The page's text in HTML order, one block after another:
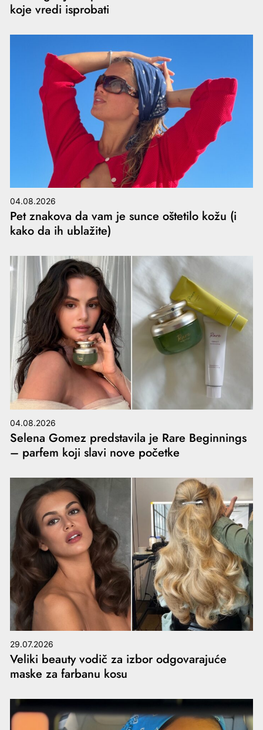
koje vredi isprobati
04.08.2026
Pet znakova da vam je sunce oštetilo kožu (i
kako da ih ublažite)
04.08.2026
Selena Gomez predstavila je Rare Beginnings
– parfem koji slavi nove početke
29.07.2026
Veliki beauty vodič za izbor odgovarajuće
maske za farbanu kosu